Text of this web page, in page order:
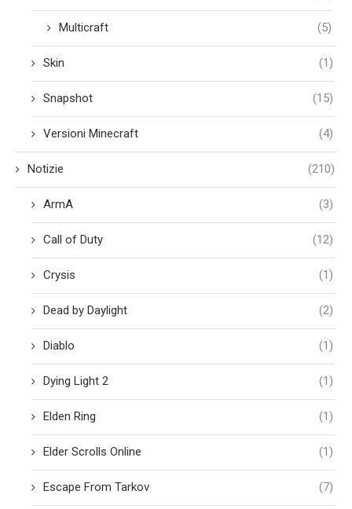
Multicraft (5)
Skin (1)
Snapshot (15)
Versioni Minecraft (4)
Notizie (210)
ArmA (3)
Call of Duty (12)
Crysis (1)
Dead by Daylight (2)
Diablo (1)
Dying Light 2 (1)
Elden Ring (1)
Elder Scrolls Online (1)
Escape From Tarkov (7)